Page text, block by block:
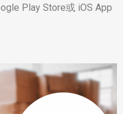
Play Store或 iOS App